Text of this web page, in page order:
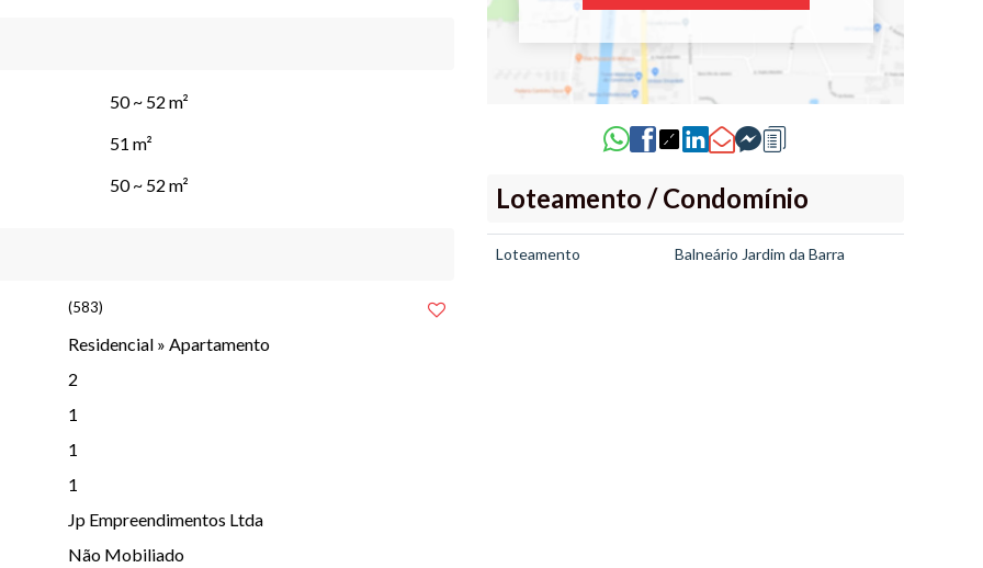
50 ~ 52 m²
51 m²
50 ~ 52 m²
(583)
Residencial » Apartamento
2
1
1
1
Jp Empreendimentos Ltda
Não Mobiliado
Loteamento / Condomínio
Loteamento Balneário Jardim da Barra